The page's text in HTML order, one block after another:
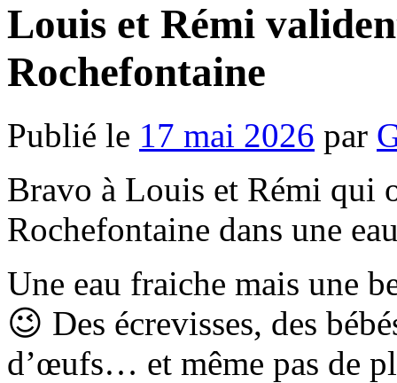
Louis et Rémi
Rochefontaine
Publié le 17 mai 2026 par
Bravo à Louis et Rémi qui
Rochefontaine dans une
Une eau fraiche mais une
😉 Des écrevisses, des
d’œufs… et même pas de